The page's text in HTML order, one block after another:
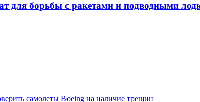
для борьбы с ракетами и подводными